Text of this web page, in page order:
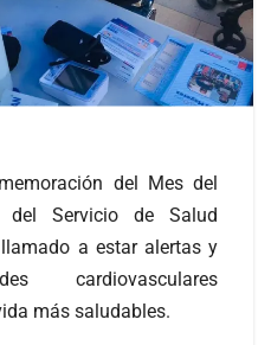
del Mes del
del Servicio de Salud
a estar alertas y
cardiovasculares
más saludables.